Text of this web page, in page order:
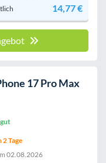
14,77 €
17 Pro Max
2 Tage
02.08.2026